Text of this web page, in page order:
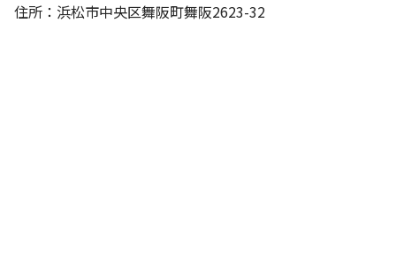
住所：浜松市中央区舞阪町舞阪2623-32